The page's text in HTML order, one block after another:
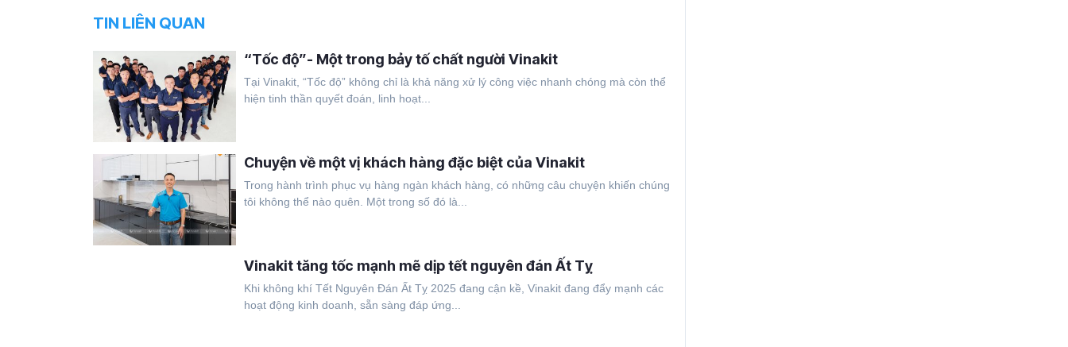
TIN LIÊN QUAN
“Tốc độ”- Một trong bảy tố chất người Vinakit
Tại Vinakit, “Tốc độ” không chỉ là khả năng xử lý công việc nhanh chóng mà còn thể
hiện tinh thần quyết đoán, linh hoạt...
Chuyện về một vị khách hàng đặc biệt của Vinakit
Trong hành trình phục vụ hàng ngàn khách hàng, có những câu chuyện khiến chúng
tôi không thể nào quên. Một trong số đó là...
Vinakit tăng tốc mạnh mẽ dịp tết nguyên đán Ất Tỵ
Khi không khí Tết Nguyên Đán Ất Tỵ 2025 đang cận kề, Vinakit đang đẩy mạnh các
hoạt động kinh doanh, sẵn sàng đáp ứng...